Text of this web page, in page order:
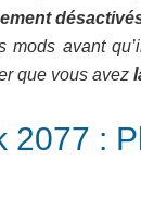
mods avant
que vous avez
2077 :